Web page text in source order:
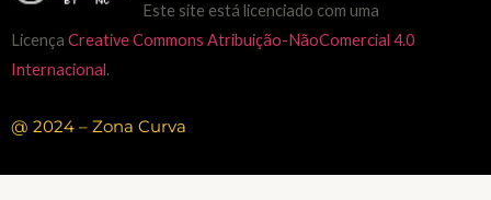
Este site está licenciado com uma
Licença Creative Commons Atribuição-NãoComercial 4.0
Internacional.
@ 2024 – Zona Curva